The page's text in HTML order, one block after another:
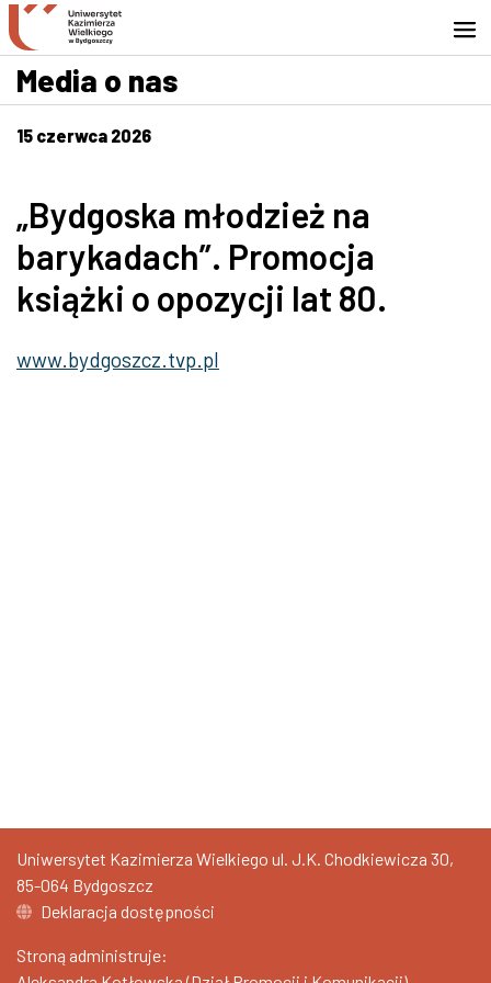
Przejdź do wyszukiwarki
Przejdź do treści
Przejdź do stopki - Kontakt
Media o nas
15 czerwca 2026
„Bydgoska młodzież na
barykadach”. Promocja
książki o opozycji lat 80.
www.bydgoszcz.tvp.pl
Uniwersytet Kazimierza Wielkiego ul. J.K. Chodkiewicza 30,
85-064 Bydgoszcz
Deklaracja dostępności
Stroną administruje: